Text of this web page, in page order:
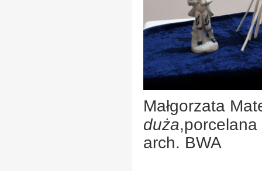
Małgorzata
duża,
arch. BWA